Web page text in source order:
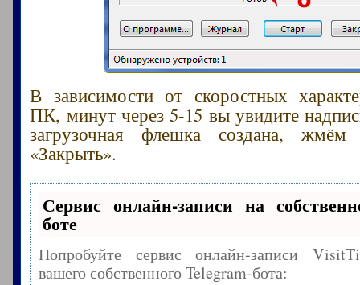
В зависимости от скоростных
ПК, минут через 5-15 вы увидите
загрузочная флешка создана,
«Закрыть».
Сервис онлайн-записи на
боте
Попробуйте сервис онлайн-записи
вашего собственного Telegram-бота: